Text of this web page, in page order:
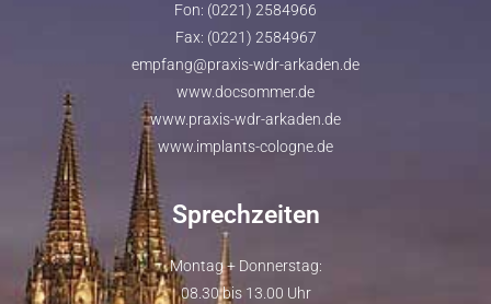
Fon: (0221) 2584966
Fax: (0221) 2584967
empfang@praxis-wdr-arkaden.de
www.docsommer.de
www.praxis-wdr-arkaden.de
www.implants-cologne.de
Sprechzeiten
Montag + Donnerstag:
08.30 bis 13.00 Uhr